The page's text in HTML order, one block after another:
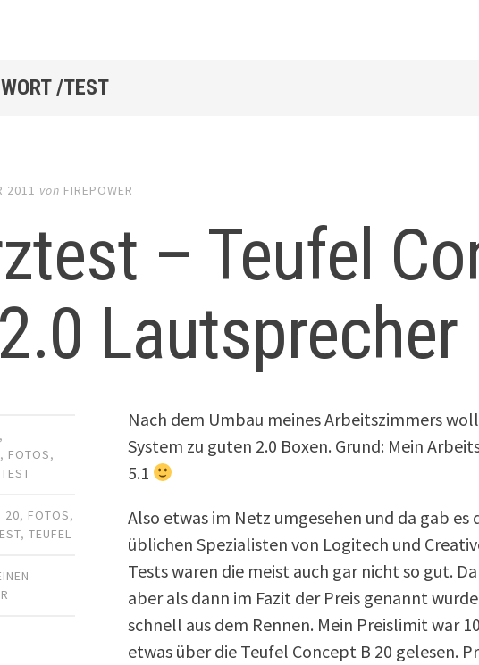
/TEST
2011 von FIREPOWER
– Teufel
Lautsprecher
,
, FOTOS,
TEST
20, FOTOS,
,TEUFEL
Nach dem Umbau meines Arbeitszimmers
System zu guten 2.0 Boxen. Grund: Mein
5.1
Also etwas im Netz umgesehen und da gab es
üblichen Spezialisten von Logitech und
Tests waren die meist auch gar nicht so gut.
aber als dann im Fazit der Preis genannt
schnell aus dem Rennen. Mein Preislimit war
etwas über die Teufel Concept B 20 gelesen.